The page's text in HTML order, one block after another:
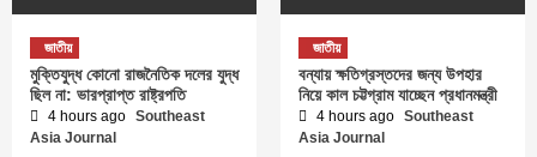
জাতীয়
মুক্তিযুদ্ধ কোনো রাজনৈতিক দলের যুদ্ধ
ছিল না: ভারপ্রাপ্ত রাষ্ট্রপতি
4 hours ago Southeast
Asia Journal
জাতীয়
বন্যায় ক্ষতিগ্রস্তদের জন্য উপহার
নিয়ে কাল চট্টগ্রাম যাচ্ছেন প্রধানমন্ত্রী
4 hours ago Southeast
Asia Journal